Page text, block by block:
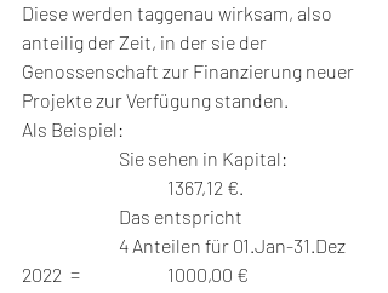
Diese werden taggenau wirksam, also
anteilig der Zeit, in der sie der
Genossenschaft zur Finanzierung neuer
Projekte zur Verfügung standen.
Als Beispiel:
			1367,12 €.
		Das entspricht
2022 	= 		1000,00 €